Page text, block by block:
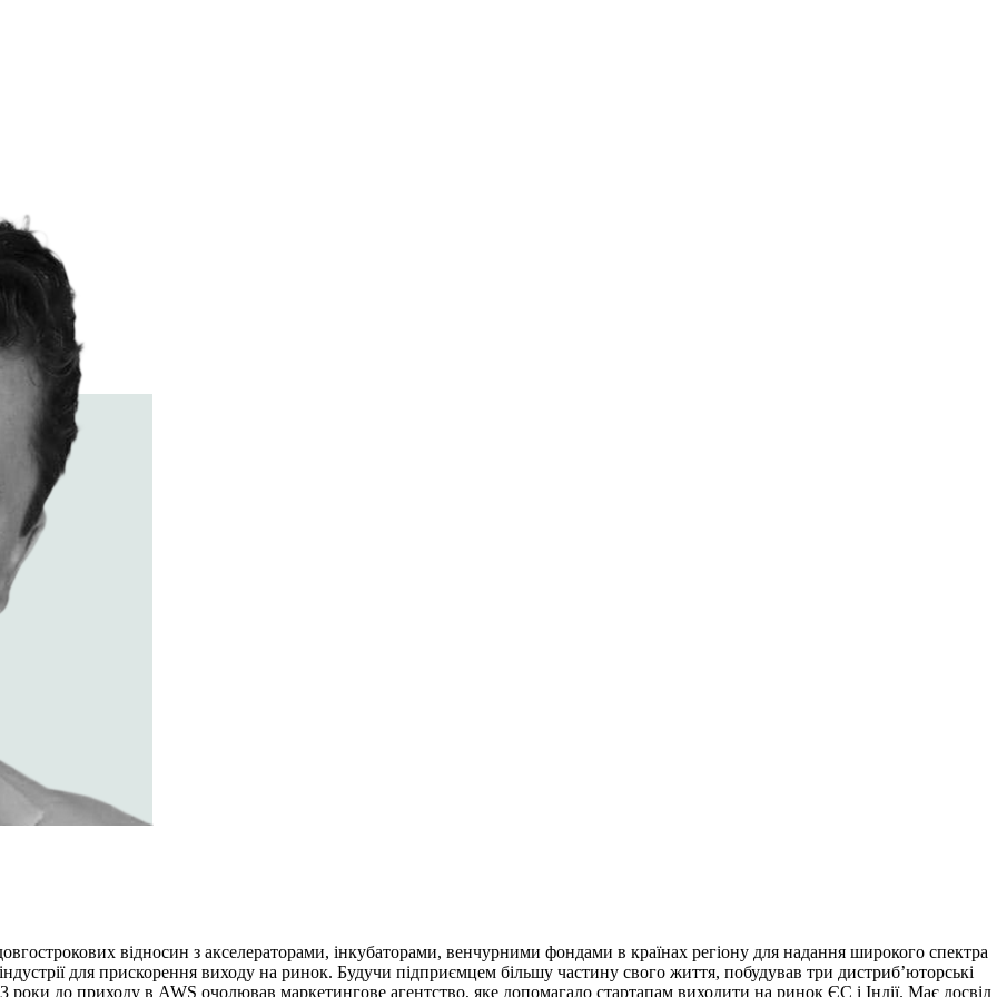
відносин з акселераторами, інкубаторами, венчурними фондами в країнах регіону для надання широкого спектра
для прискорення виходу на ринок. Будучи підприємцем більшу частину свого життя, побудував три дистриб’юторські
роки до приходу в AWS очолював маркетингове агентство, яке допомагало стартапам виходити на ринок ЄС і Індії. Має досвід